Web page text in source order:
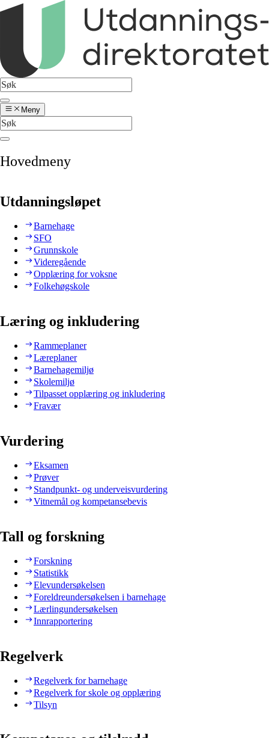
Meny
Hovedmeny
Utdanningsløpet
Barnehage
SFO
Grunnskole
Videregående
Opplæring for voksne
Folkehøgskole
Læring og inkludering
Rammeplaner
Læreplaner
Barnehagemiljø
Skolemiljø
Tilpasset opplæring og inkludering
Fravær
Vurdering
Eksamen
Prøver
Standpunkt- og underveisvurdering
Vitnemål og kompetansebevis
Tall og forskning
Forskning
Statistikk
Elevundersøkelsen
Foreldreundersøkelsen i barnehage
Lærlingundersøkelsen
Innrapportering
Regelverk
Regelverk for barnehage
Regelverk for skole og opplæring
Tilsyn